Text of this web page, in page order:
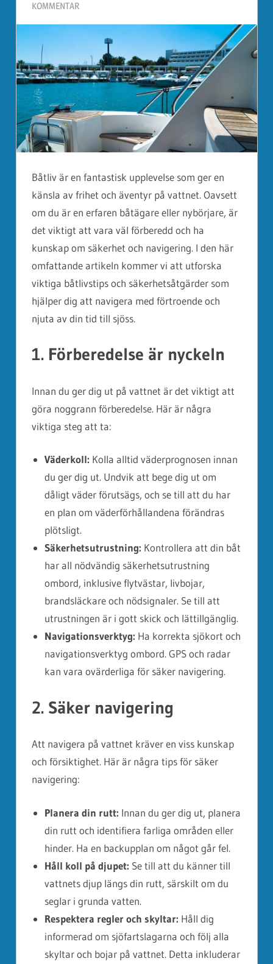
KOMMENTAR
Båtliv är en fantastisk upplevelse som ger en
känsla av frihet och äventyr på vattnet. Oavsett
om du är en erfaren båtägare eller nybörjare, är
det viktigt att vara väl förberedd och ha
kunskap om säkerhet och navigering. I den här
omfattande artikeln kommer vi att utforska
viktiga båtlivstips och säkerhetsåtgärder som
hjälper dig att navigera med förtroende och
njuta av din tid till sjöss.
1. Förberedelse är nyckeln
Innan du ger dig ut på vattnet är det viktigt att
göra noggrann förberedelse. Här är några
viktiga steg att ta:
Väderkoll: Kolla alltid väderprognosen innan
du ger dig ut. Undvik att bege dig ut om
dåligt väder förutsägs, och se till att du har
en plan om väderförhållandena förändras
plötsligt.
Säkerhetsutrustning: Kontrollera att din båt
har all nödvändig säkerhetsutrustning
ombord, inklusive flytvästar, livbojar,
brandsläckare och nödsignaler. Se till att
utrustningen är i gott skick och lättillgänglig.
Navigationsverktyg: Ha korrekta sjökort och
navigationsverktyg ombord. GPS och radar
kan vara ovärderliga för säker navigering.
2. Säker navigering
Att navigera på vattnet kräver en viss kunskap
och försiktighet. Här är några tips för säker
navigering:
Planera din rutt: Innan du ger dig ut, planera
din rutt och identifiera farliga områden eller
hinder. Ha en backupplan om något går fel.
Håll koll på djupet: Se till att du känner till
vattnets djup längs din rutt, särskilt om du
seglar i grunda vatten.
Respektera regler och skyltar: Håll dig
informerad om sjöfartslagarna och följ alla
skyltar och bojar på vattnet. Detta inkluderar